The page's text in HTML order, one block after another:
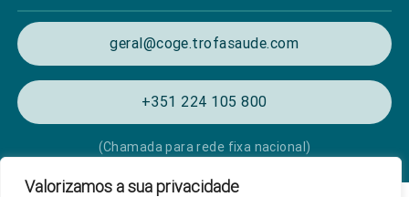
Valorizamos a sua privacidade
geral@coge.trofasaude.com
+351 224 105 800
(Chamada para rede fixa nacional)